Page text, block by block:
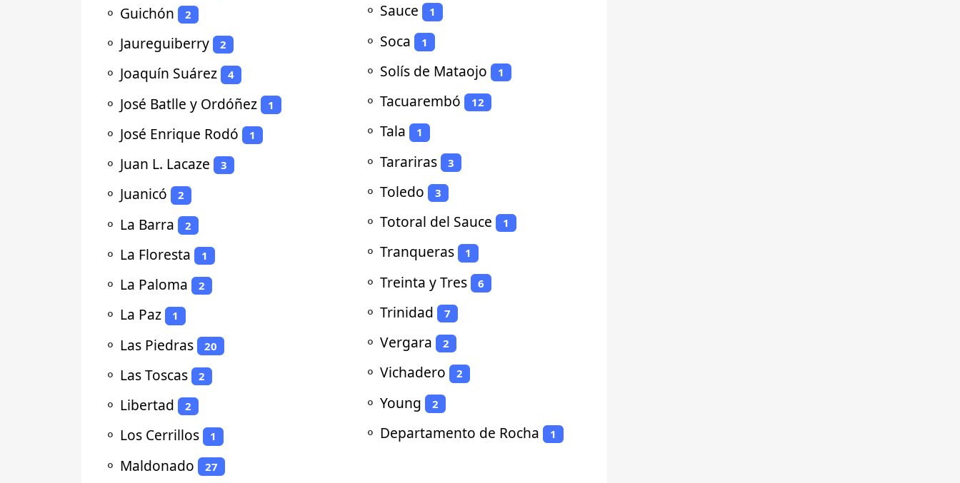
⚬ Guichón 2
⚬ Jaureguiberry 2
⚬ Joaquín Suárez 4
⚬ José Batlle y Ordóñez 1
⚬ José Enrique Rodó 1
⚬ Juan L. Lacaze 3
⚬ Juanicó 2
⚬ La Barra 2
⚬ La Floresta 1
⚬ La Paloma 2
⚬ La Paz 1
⚬ Las Piedras 20
⚬ Las Toscas 2
⚬ Libertad 2
⚬ Los Cerrillos 1
⚬ Maldonado 27
⚬ Sauce 1
⚬ Soca 1
⚬ Solís de Mataojo 1
⚬ Tacuarembó 12
⚬ Tala 1
⚬ Tarariras 3
⚬ Toledo 3
⚬ Totoral del Sauce 1
⚬ Tranqueras 1
⚬ Treinta y Tres 6
⚬ Trinidad 7
⚬ Vergara 2
⚬ Vichadero 2
⚬ Young 2
⚬ Departamento de Rocha 1